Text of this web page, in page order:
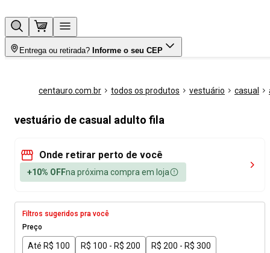
Entrega ou retirada? Informe o seu CEP
centauro.com.br todos os produtos vestuário casual
vestuário de casual adulto fila
Onde retirar perto de você
+10% OFFna próxima compra em loja
Filtros sugeridos pra você
Preço
Até R$ 100 R$ 100 - R$ 200 R$ 200 - R$ 300